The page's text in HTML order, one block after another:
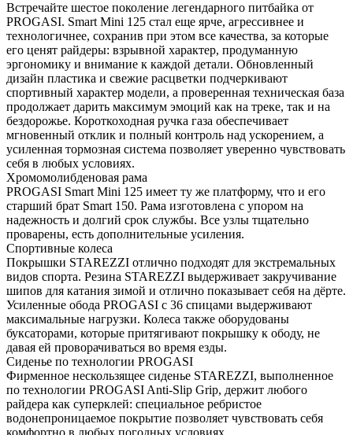
Встречайте шестое поколение легендарного питбайка от
PROGASI. Smart Mini 125 стал еще ярче, агрессивнее и
технологичнее, сохранив при этом все качества, за которые
его ценят райдеры: взрывной характер, продуманную
эргономику и внимание к каждой детали. Обновленный
дизайн пластика и свежие расцветки подчеркивают
спортивный характер модели, а проверенная техническая база
продолжает дарить максимум эмоций как на треке, так и на
бездорожье. Короткоходная ручка газа обеспечивает
мгновенный отклик и полный контроль над ускорением, а
усиленная тормозная система позволяет уверенно чувствовать
себя в любых условиях.
Хромомолибденовая рама
PROGASI Smart Mini 125 имеет ту же платформу, что и его
старший брат Smart 150. Рама изготовлена с упором на
надежность и долгий срок службы. Все узлы тщательно
проварены, есть дополнительные усиления.
Спортивные колеса
Покрышки STAREZZI отлично подходят для экстремальных
видов спорта. Резина STAREZZI выдерживает закручивание
шипов для катания зимой и отлично показывает себя на дёрте.
Усиленные обода PROGASI с 36 спицами выдерживают
максимальные нагрузки. Колеса также оборудованы
буксаторами, которые притягивают покрышку к ободу, не
давая ей проворачиваться во время езды.
Сиденье по технологии PROGASI
Фирменное нескользящее сиденье STAREZZI, выполненное
по технологии PROGASI Anti-Slip Grip, держит любого
райдера как суперклей: специальное ребристое
водонепроницаемое покрытие позволяет чувствовать себя